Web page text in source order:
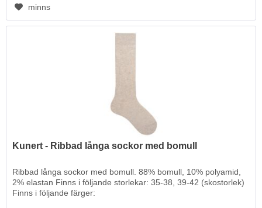
minns
Kunert - Ribbad långa sockor med bomull
Ribbad långa sockor med bomull. 88% bomull, 10% polyamid,
2% elastan Finns i följande storlekar: 35-38, 39-42 (skostorlek)
Finns i följande färger: